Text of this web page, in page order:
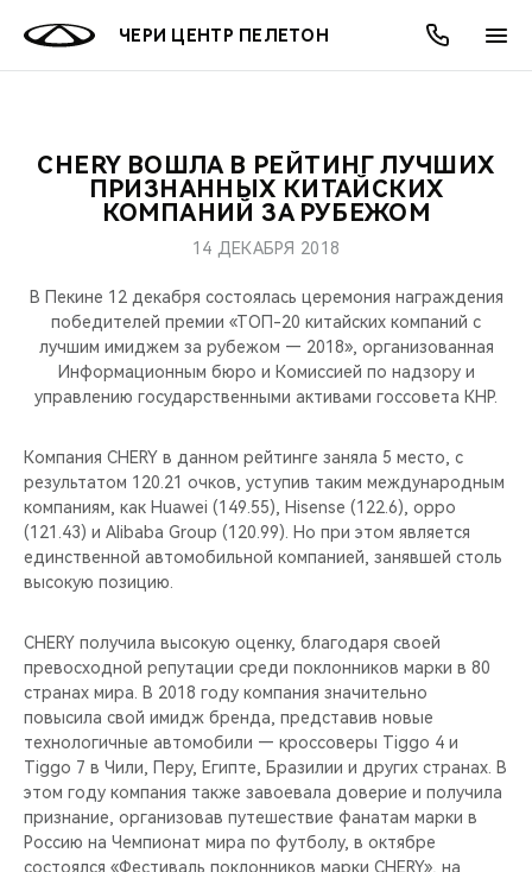
ЧЕРИ ЦЕНТР ПЕЛЕТОН
МОДЕЛИ
КРОССОВЕРЫ
СЕДАНЫ
НОВИНКИ
ПОКУПАТЕЛЯМ
КРЕДИТ И СТРАХОВАНИЕ
ВЛАДЕЛЬЦАМ
ЗАПЧАСТИ И АКСЕССУАРЫ
ПОДДЕРЖКА
МИР CHERY
О БРЕНДЕ
CHERY В СОЦСЕТЯХ
БЛАГОТВОРИТЕЛЬНОСТЬ
CHERY REMOTE
CHERY И СПОРТ
НАШИ МЕРОПРИЯТИЯ
ВИДЕООБЗОРЫ
CHERY ДЛЯ ДЕТЕЙ
АКЦИИ
ОНЛАЙН СЕРВИСЫ
КРЕДИТ
О КОМПАНИИ
МЫ В СОЦСЕТЯХ
CHERY ВОШЛА В РЕЙТИНГ ЛУЧШИХ
ПРИЗНАННЫХ КИТАЙСКИХ
КОМПАНИЙ ЗА РУБЕЖОМ
14 ДЕКАБРЯ 2018
В Пекине 12 декабря состоялась церемония награждения
победителей премии «ТОП-20 китайских компаний с
лучшим имиджем за рубежом — 2018», организованная
Информационным бюро и Комиссией по надзору и
управлению государственными активами госсовета КНР.
Компания CHERY в данном рейтинге заняла 5 место, с
результатом 120.21 очков, уступив таким международным
компаниям, как Huawei (149.55), Hisense (122.6), oppo
(121.43) и Alibaba Group (120.99). Но при этом является
единственной автомобильной компанией, занявшей столь
высокую позицию.
CHERY получила высокую оценку, благодаря своей
превосходной репутации среди поклонников марки в 80
странах мира. В 2018 году компания значительно
повысила свой имидж бренда, представив новые
технологичные автомобили — кроссоверы Tiggo 4 и
Tiggo 7 в Чили, Перу, Египте, Бразилии и других странах. В
этом году компания также завоевала доверие и получила
признание, организовав путешествие фанатам марки в
Россию на Чемпионат мира по футболу, в октябре
состоялся «Фестиваль поклонников марки CHERY», на